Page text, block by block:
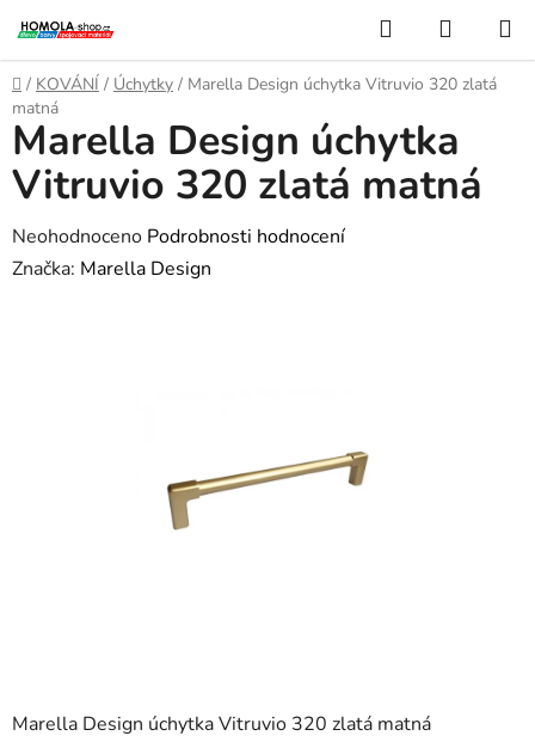
na
obsah
Hledat
KOŠÍK
Domů
/ KOVÁNÍ / Úchytky / Marella Design úchytka Vitruvio 320 zlatá
matná
Marella Design úchytka Vitruvio 320 zlatá matná
Marella Design úchytka
Vitruvio 320 zlatá matná
Průměrné
hodnocení
Neohodnoceno Podrobnosti hodnocení
Značka: Marella Design